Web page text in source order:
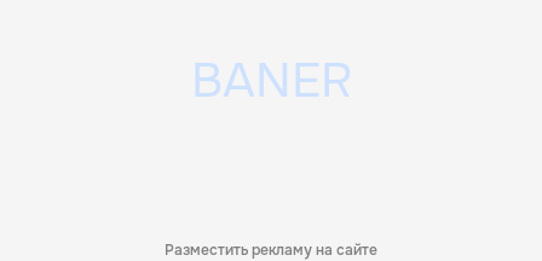
Разместить рекламу на сайте